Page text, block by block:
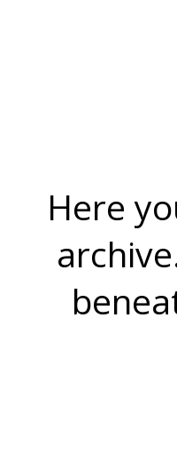
Here